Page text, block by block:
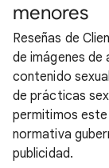
menores
Reseñas de
de imágenes de
contenido
de prácticas
permitimos
normativa
publicidad.